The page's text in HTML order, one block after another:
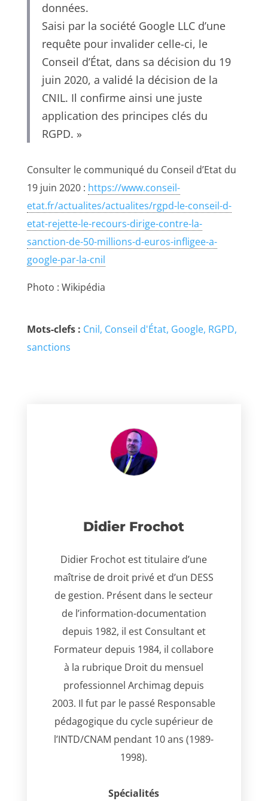
données.
Saisi par la société Google LLC d’une
requête pour invalider celle-ci, le
Conseil d’État, dans sa décision du 19
juin 2020, a validé la décision de la
CNIL. Il confirme ainsi une juste
application des principes clés du
RGPD. »
Consulter le communiqué du Conseil d’Etat du
19 juin 2020 : https://www.conseil-
etat.fr/actualites/actualites/rgpd-le-conseil-d-
etat-rejette-le-recours-dirige-contre-la-
sanction-de-50-millions-d-euros-infligee-a-
google-par-la-cnil
Photo : Wikipédia
Mots-clefs : Cnil Conseil d'État Google RGPD
sanctions
Didier Frochot
Didier Frochot est titulaire d’une
maîtrise de droit privé et d’un DESS
de gestion. Présent dans le secteur
de l’information-documentation
depuis 1982, il est Consultant et
Formateur depuis 1984, il collabore
à la rubrique Droit du mensuel
professionnel Archimag depuis
2003. Il fut par le passé Responsable
pédagogique du cycle supérieur de
l’INTD/CNAM pendant 10 ans (1989-
1998).
Spécialités